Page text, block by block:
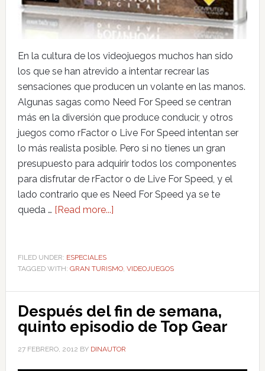
En la cultura de los videojuegos muchos han sido
los que se han atrevido a intentar recrear las
sensaciones que producen un volante en las manos.
Algunas sagas como Need For Speed se centran
más en la diversión que produce conducir, y otros
juegos como rFactor o Live For Speed intentan ser
lo más realista posible. Pero si no tienes un gran
presupuesto para adquirir todos los componentes
para disfrutar de rFactor o de Live For Speed, y el
lado contrario que es Need For Speed ya se te
queda … [Read more...]
FILED UNDER: ESPECIALES
TAGGED WITH: GRAN TURISMO, VIDEOJUEGOS
Después del fin de semana,
quinto episodio de Top Gear
27 FEBRERO, 2012 BY DINAUTOR